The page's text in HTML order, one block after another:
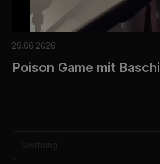
o
1
m
s
29.06.2026
Poison Game mit Baschi
Werbung